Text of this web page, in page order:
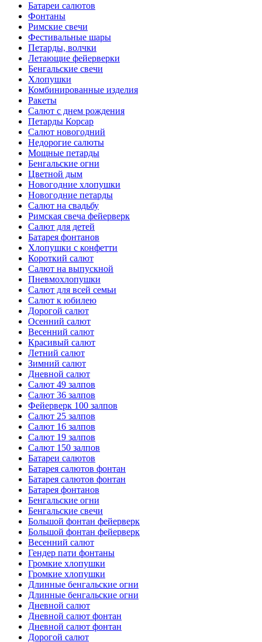
Батареи салютов
Фонтаны
Римские свечи
Фестивальные шары
Петарды, волчки
Летающие фейерверки
Бенгальские свечи
Хлопушки
Комбинированные изделия
Ракеты
Салют с днем рождения
Петарды Корсар
Салют новогодний
Недорогие салюты
Мощные петарды
Бенгальские огни
Цветной дым
Новогодние хлопушки
Новогодние петарды
Салют на свадьбу
Римская свеча фейерверк
Салют для детей
Батарея фонтанов
Хлопушки с конфетти
Короткий салют
Салют на выпускной
Пневмохлопушки
Салют для всей семьи
Салют к юбилею
Дорогой салют
Осенний салют
Весенний салют
Красивый салют
Летний салют
Зимний салют
Дневной салют
Салют 49 залпов
Салют 36 залпов
Фейерверк 100 залпов
Салют 25 залпов
Салют 16 залпов
Салют 19 залпов
Салют 150 залпов
Батареи салютов
Батарея салютов фонтан
Батарея салютов фонтан
Батарея фонтанов
Бенгальские огни
Бенгальские свечи
Большой фонтан фейерверк
Большой фонтан фейерверк
Весенний салют
Гендер пати фонтаны
Громкие хлопушки
Громкие хлопушки
Длинные бенгальские огни
Длинные бенгальские огни
Дневной салют
Дневной салют фонтан
Дневной салют фонтан
Дорогой салют